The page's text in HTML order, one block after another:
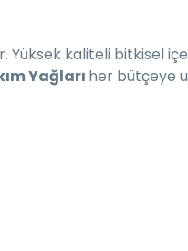
Yüksek kaliteli bitkisel
Yağları her bütçeye